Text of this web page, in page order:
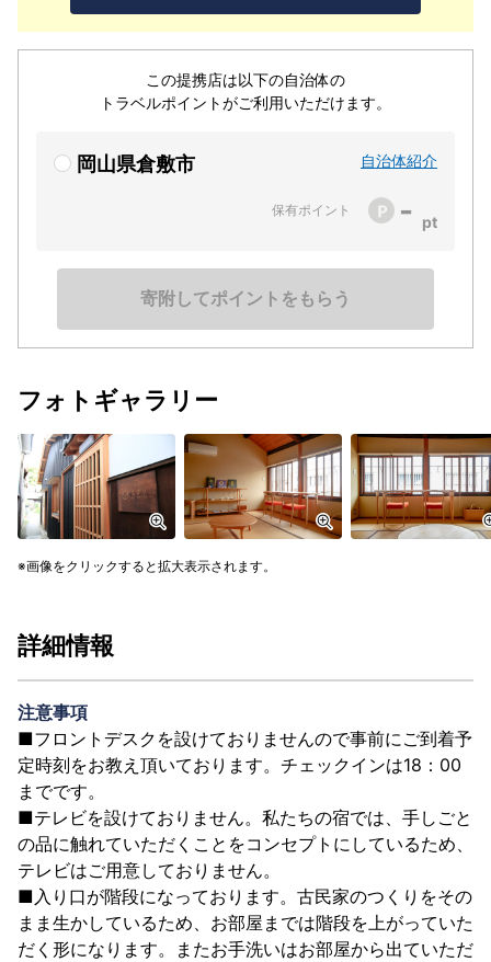
この提携店は以下の自治体の
トラベルポイントがご利用いただけます。
岡山県倉敷市 自治体紹介
保有ポイント -
寄附してポイントをもらう
たちの宿での安らぎと発見を、ご自身の日々の暮らしに持
フォトギャラリー
画像をクリックすると拡大表示されます。
詳細情報
注意事項
■フロントデスクを設けておりませんので事前にご到着予
定時刻をお教え頂いております。チェックインは18：00
までです。
■テレビを設けておりません。私たちの宿では、手しごと
の品に触れていただくことをコンセプトにしているため、
テレビはご用意しておりません。
■入り口が階段になっております。古民家のつくりをその
まま生かしているため、お部屋までは階段を上がっていた
だく形になります。またお手洗いはお部屋から出ていただ